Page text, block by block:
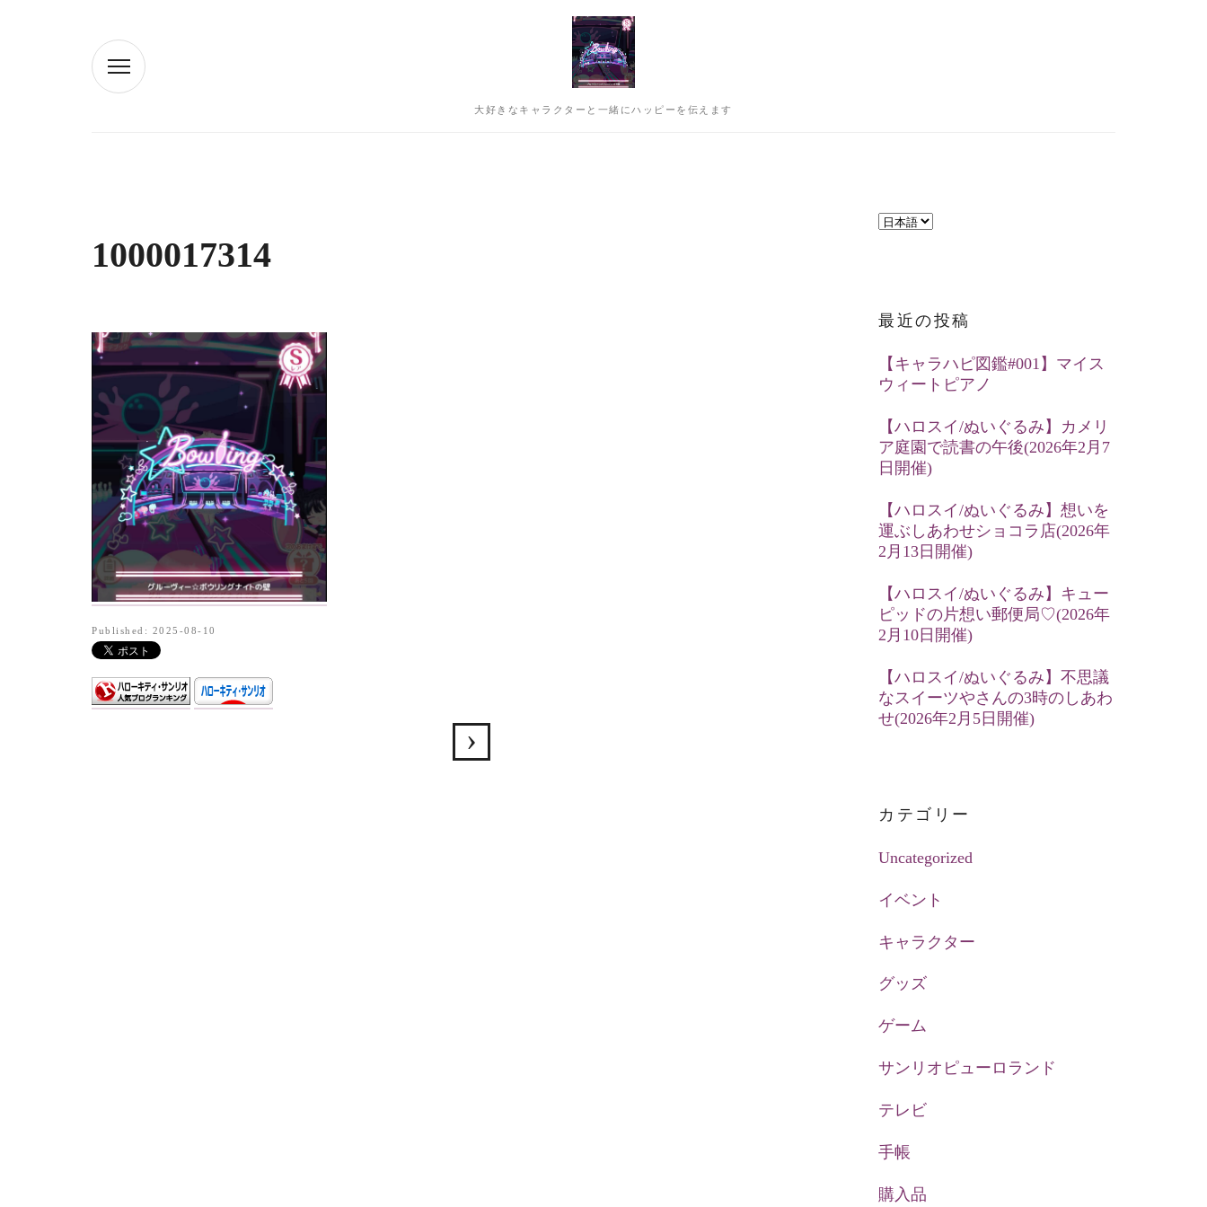
大好きなキャラクターと一緒にハッピーを伝えます
1000017314
Published: 2025-08-10
言
択
最近の投稿
【キャラハピ図鑑#001】マイス
ウィートピアノ
【ハロスイ/ぬいぐるみ】カメリ
ア庭園で読書の午後(2026年2月7
日開催)
【ハロスイ/ぬいぐるみ】想いを
運ぶしあわせショコラ店(2026年
2月13日開催)
【ハロスイ/ぬいぐるみ】キュー
ピッドの片想い郵便局♡(2026年
2月10日開催)
【ハロスイ/ぬいぐるみ】不思議
なスイーツやさんの3時のしあわ
せ(2026年2月5日開催)
カテゴリー
Uncategorized
イベント
キャラクター
グッズ
ゲーム
サンリオピューロランド
テレビ
手帳
購入品